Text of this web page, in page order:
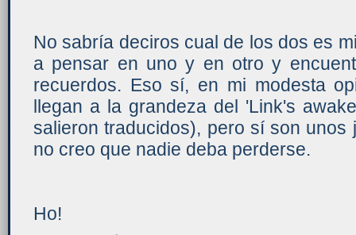
No sabría deciros cual de los dos es
a pensar en uno y en otro y
recuerdos. Eso sí, en mi modesta
llegan a la grandeza del 'Link's
salieron traducidos), pero sí son unos
no creo que nadie deba perderse.
Ho!